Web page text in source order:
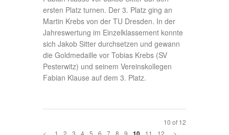
ersten Platz turnen. Der 3. Platz ging an
Martin Krebs von der TU Dresden. In der
Jahreswertung im Einzelklassement konnte
sich Jakob Sitter durchsetzen und gewann
die Goldmedaille vor Tobias Krebs (SV
Pesterwitz) und seinem Vereinskollegen
Fabian Klause auf dem 3. Platz.
10 of 12